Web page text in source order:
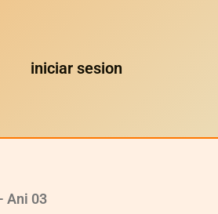
iniciar sesion
Ani 03